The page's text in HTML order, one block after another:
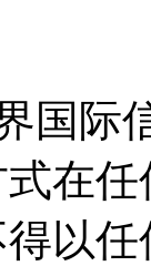
国际
在
以